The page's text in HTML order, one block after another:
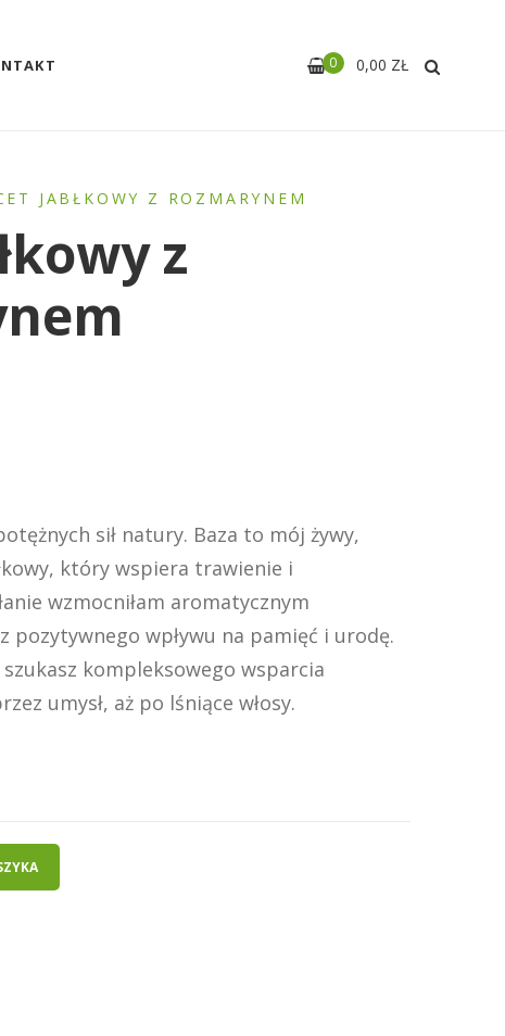
0 0,00 ZŁ
JABŁKOWY Z ROZMARYNEM
z
sił natury. Baza to mój żywy,
który wspiera trawienie i
wzmocniłam aromatycznym
pozytywnego wpływu na pamięć i urodę.
kompleksowego wsparcia
umysł, aż po lśniące włosy.